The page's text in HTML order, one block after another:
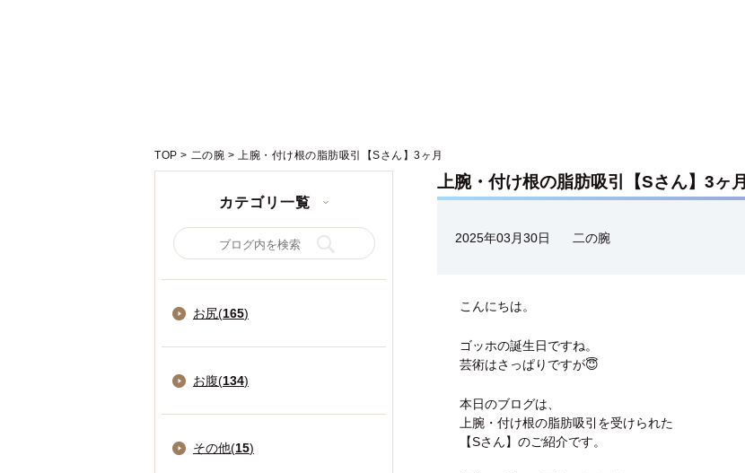
TOP > 二の腕 > 上腕・付け根の脂肪吸引【Sさん】3ヶ月
上腕・付け根の脂肪吸引【Sさん】3ヶ月
2025年03月30日 二の腕
こんにちは。
ゴッホの誕生日ですね。
芸術はさっぱりですが😇
本日のブログは、
上腕・付け根の脂肪吸引を受けられた
【Sさん】のご紹介です。
カテゴリ一覧
お尻(165)
お腹(134)
その他(15)